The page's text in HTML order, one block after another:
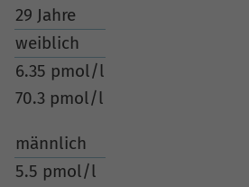
29 Jahre
weiblich
6.35 pmol/l
70.3 pmol/l
männlich
5.5 pmol/l